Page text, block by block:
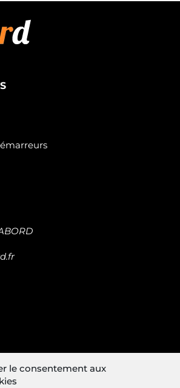
le consentement aux